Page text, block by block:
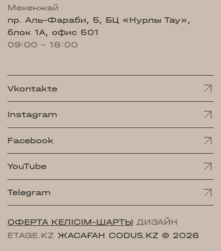
Мекенжай
пр. Аль-Фараби, 5, БЦ «Нурлы Тау»,
блок 1А, офис 501
09:00 - 18:00
Vkontakte
Instagram
Facebook
YouTube
Telegram
ОФЕРТА КЕЛІСІМ-ШАРТЫ ДИЗАЙН
ETAGE.KZ ЖАСАҒАН CODUS.KZ © 2026